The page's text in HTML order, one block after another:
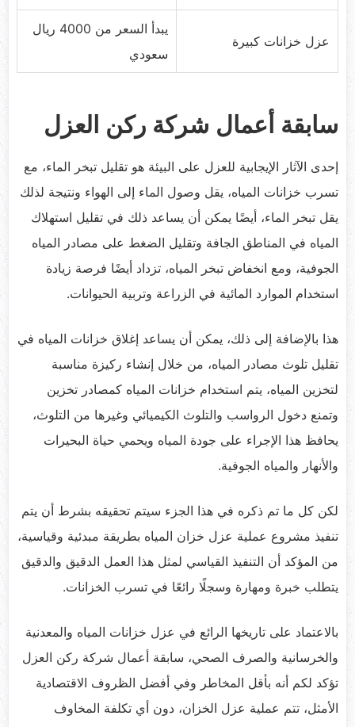
عزل خزانات كبيرة
يبدأ السعر من 4000 ريال
سعودي
سابقة أعمال شركة ركن العزل
إحدى الآثار الإيجابية للعزل على البيئة هو تقليل تبخر الماء، مع
تسرب خزانات المياه، يقل وصول الماء إلى الهواء ونتيجة لذلك
يقل تبخر الماء، أيضًا يمكن أن يساعد ذلك في تقليل استهلاك
المياه في المناطق الجافة وتقليل الضغط على مصادر المياه
الجوفية، ومع انخفاض تبخر المياه، تزداد أيضًا فرصة زيادة
استخدام الموارد المائية في الزراعة وتربية الحيوانات.
هذا بالإضافة إلى ذلك، يمكن أن يساعد إغلاق خزانات المياه في
تقليل تلوث مصادر المياه، من خلال إنشاء ركيزة مناسبة
لتخزين المياه، يتم استخدام خزانات المياه كمصادر تخزين
وتمنع دخول الرواسب والتلوث الكيميائي وغيرها من التلوث،
يحافظ هذا الإجراء على جودة المياه ويحمي حياة البحيرات
والأنهار والمياه الجوفية.
لكن كل ما تم ذكره في هذا الجزء سيتم تحقيقه بشرط أن يتم
تنفيذ مشروع عملية عزل خزان المياه بطريقة مبدئية وقياسية،
من المؤكد أن التنفيذ القياسي لمثل هذا العمل الدقيق والدقيق
يتطلب خبرة ومهارة وسجلًا رائعًا في تسرب الخزانات.
بالاعتماد على تاريخها الرائع في عزل خزانات المياه والمعدنية
والخرسانية والصرف الصحي، سابقة أعمال شركة ركن العزل
تؤكد لكم أنه بأقل المخاطر وفي أفضل الظروف الاقتصادية
الأمثل، تتم عملية عزل الخزان، دون أي تكلفة المخاوف